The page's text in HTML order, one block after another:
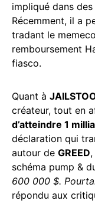
impliqué dans
Récemment, il a
tradant le
remboursement
fiasco.
Quant à
créateur, tout en
d’atteindre 1
déclaration qui
autour de GREED
schéma pump &
600 000 $.
répondu aux